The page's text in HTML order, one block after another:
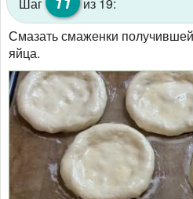
Шаг
из 19:
Смазать смаженки
яйца.